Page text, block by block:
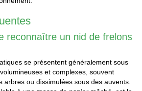
reconnaître un nid de frelons
se présentent généralement sous
et complexes, souvent
arbres ou dissimulées sous des auvents.